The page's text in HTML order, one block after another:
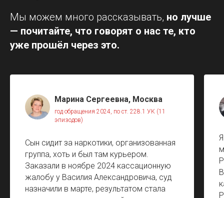
Мы можем много рассказывать, но лучше
— почитайте, что говорят о нас те, кто
уже прошёл через это.
Марина Сергеевна, Москва
год обращения 2024, по ст. 228.1 УК (11
эпизодов)
Сын сидит за наркотики, организованная
группа, хоть и был там курьером.
Заказали в ноябре 2024 кассационную
жалобу у Василия Александровича, суд
назначили в марте, результатом стала